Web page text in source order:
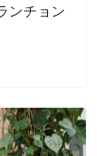
ンチョン